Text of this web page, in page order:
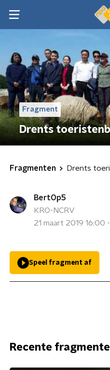
Fragment
Drents
Fragmenten Drents
BertOp5
KRO-NCRV
21 maart 2019 16:00
Speel fragment af
Recente